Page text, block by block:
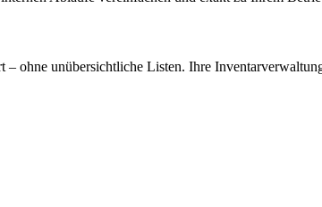
ohne unübersichtliche Listen. Ihre